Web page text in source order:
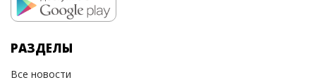
РАЗДЕЛЫ
Все новости